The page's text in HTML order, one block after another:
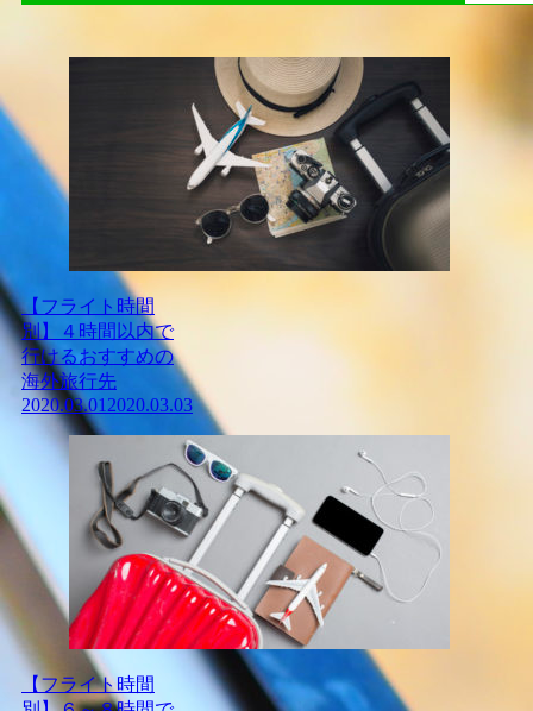
【フライト時間
別】４時間以内で
行けるおすすめの
海外旅行先
2020.03.01 2020.03.03
【フライト時間